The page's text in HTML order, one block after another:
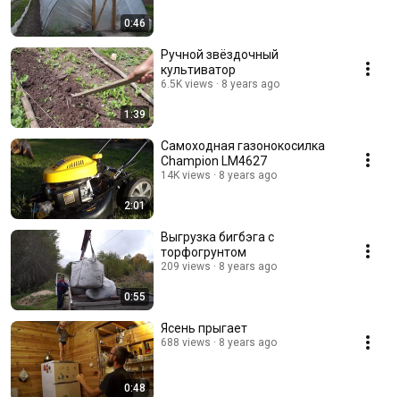
0:46
1:39
Ручной звёздочный
культиватор
6.5K views 8 years ago
2:01
Самоходная газонокосилка
Champion LM4627
14K views 8 years ago
0:55
Выгрузка бигбэга с
торфогрунтом
209 views 8 years ago
0:48
Ясень прыгает
688 views 8 years ago